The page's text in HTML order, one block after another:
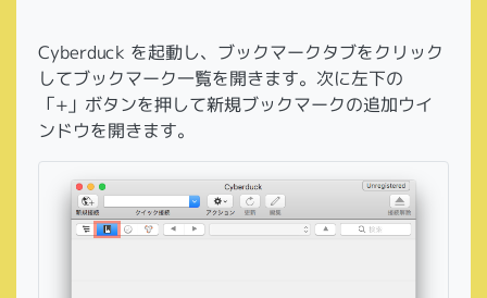
Cyberduck を起動し、ブックマークタブをクリック
してブックマーク一覧を開きます。次に左下の
「+」ボタンを押して新規ブックマークの追加ウイ
ンドウを開きます。